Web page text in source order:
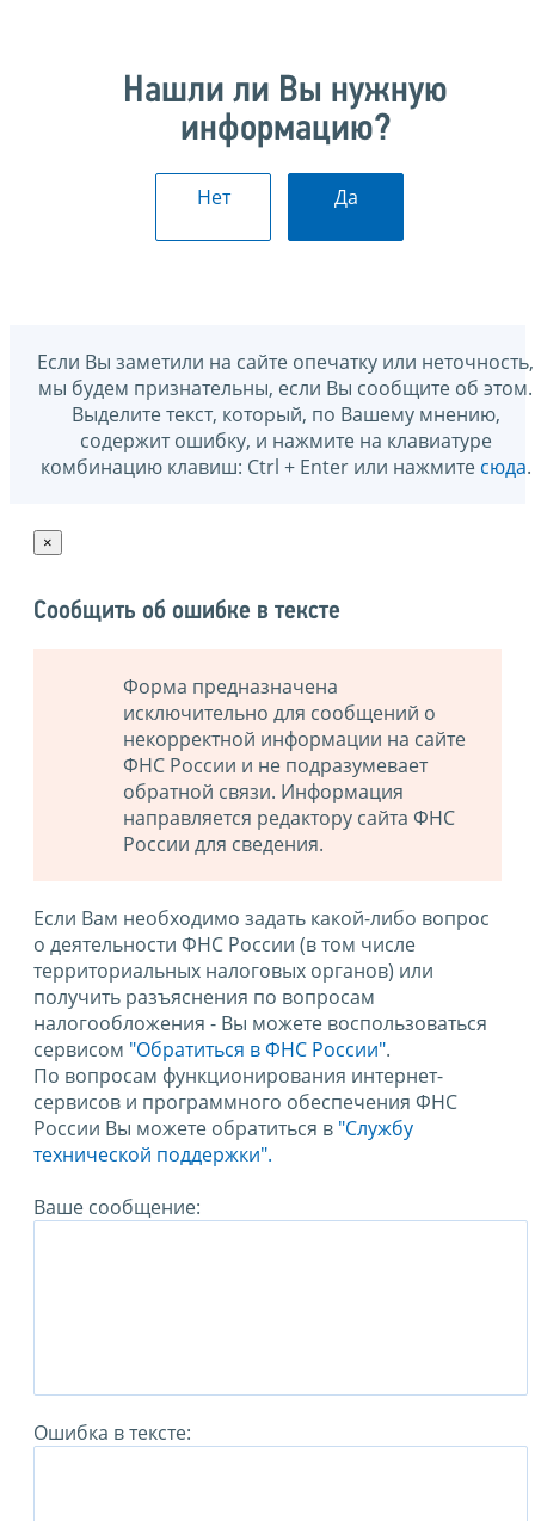
Нашли ли Вы нужную
информацию?
Нет Да
Если Вы заметили на сайте опечатку или неточность,
мы будем признательны, если Вы сообщите об этом.
Выделите текст, который, по Вашему мнению,
содержит ошибку, и нажмите на клавиатуре
комбинацию клавиш: Ctrl + Enter или нажмите сюда.
×
Сообщить об ошибке в тексте
Форма предназначена
исключительно для сообщений о
некорректной информации на сайте
ФНС России и не подразумевает
обратной связи. Информация
направляется редактору сайта ФНС
России для сведения.
Если Вам необходимо задать какой-либо вопрос
о деятельности ФНС России (в том числе
территориальных налоговых органов) или
получить разъяснения по вопросам
налогообложения - Вы можете воспользоваться
сервисом "Обратиться в ФНС России".
По вопросам функционирования интернет-
сервисов и программного обеспечения ФНС
России Вы можете обратиться в "Службу
технической поддержки".
Ваше сообщение:
Ошибка в тексте: